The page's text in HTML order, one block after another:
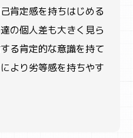
肯定感を持ちはじめる
の個人差も大きく見ら
る肯定的な意識を持て
より劣等感を持ちやす